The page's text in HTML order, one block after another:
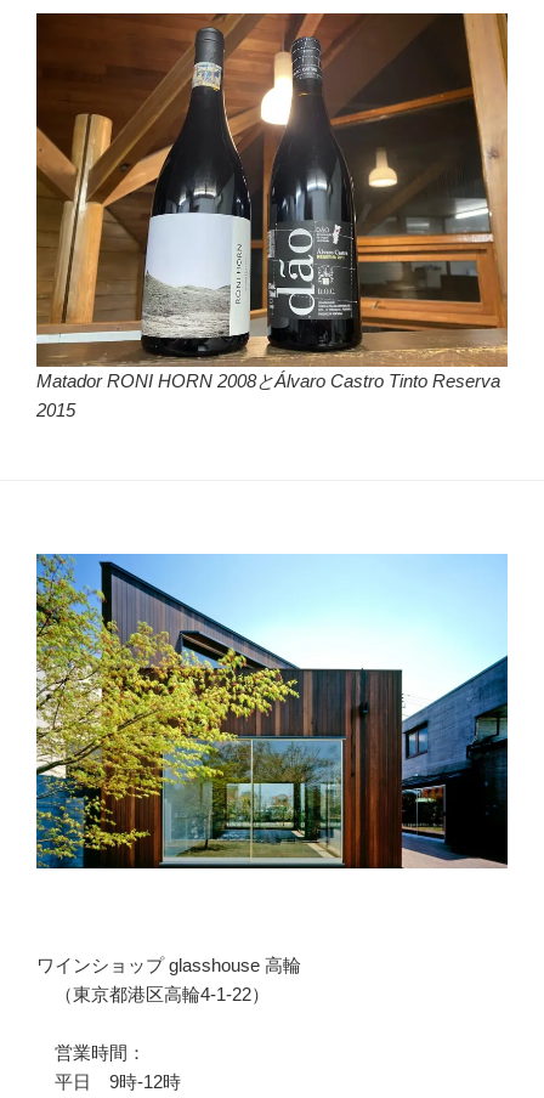
Matador RONI HORN 2008とÁlvaro Castro Tinto Reserva
2015
ワインショップ glasshouse 高輪
（東京都港区高輪4-1-22）
営業時間：
平日 9時-12時